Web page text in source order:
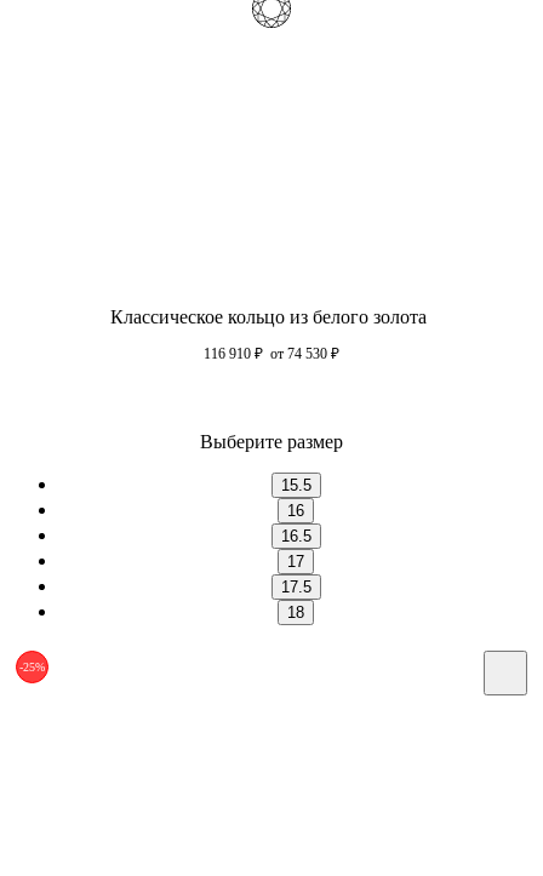
Классическое кольцо из белого золота
116 910 ₽ от 74 530 ₽
Выберите размер
15.5
16
16.5
17
17.5
18
-25%